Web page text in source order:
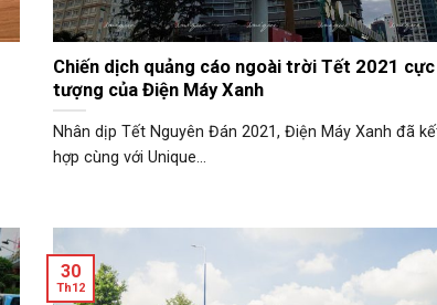
Chiến dịch quảng cáo ngoài trời Tết 2021 cực
tượng của Điện Máy Xanh
Nhân dịp Tết Nguyên Đán 2021, Điện Máy Xanh đã
hợp cùng với Unique...
30
Th12